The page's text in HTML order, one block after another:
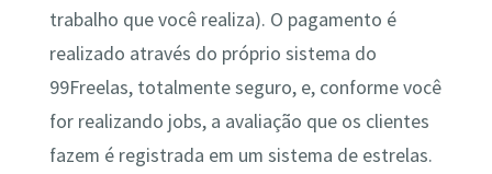
trabalho que você realiza). O pagamento é
realizado através do próprio sistema do
99Freelas, totalmente seguro, e, conforme você
for realizando jobs, a avaliação que os clientes
fazem é registrada em um sistema de estrelas.